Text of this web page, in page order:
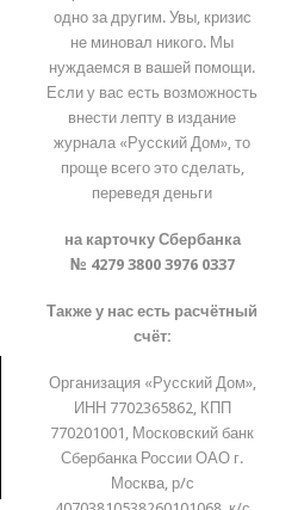
одно за другим. Увы, кризис
не миновал никого. Мы
нуждаемся в вашей помощи.
Если у вас есть возможность
внести лепту в издание
журнала «Русский Дом», то
проще всего это сделать,
переведя деньги
на карточку Сбербанка
№ 4279 3800 3976 0337
Также у нас есть расчётный
счёт:
Организация «Русский Дом»,
ИНН 7702365862, КПП
770201001, Московский банк
Сбербанка России ОАО г.
Москва, р/с